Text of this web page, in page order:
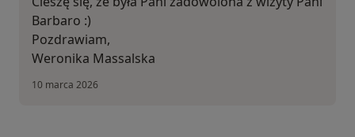
Barbaro :)
Pozdrawiam,
Weronika Massalska
10 marca 2026